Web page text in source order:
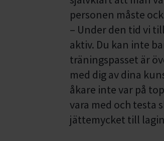
personen måste
– Under den tid vi
aktiv. Du kan inte
träningspasset är
med dig av dina
åkare inte var på
vara med och testa
jättemycket till